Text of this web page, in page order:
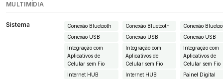
MULTIMÍDIA
Sistema
Conexão Bluetooth
Conexão USB
Integração com
Aplicativos de
Celular sem Fio
Internet HUB
Conexão Bluetooth
Conexão USB
Integração com
Aplicativos de
Celular sem Fio
Internet HUB
Conexão
Conexão USB
Integração com
Aplicativos de
Celular sem Fio
Painel Digital